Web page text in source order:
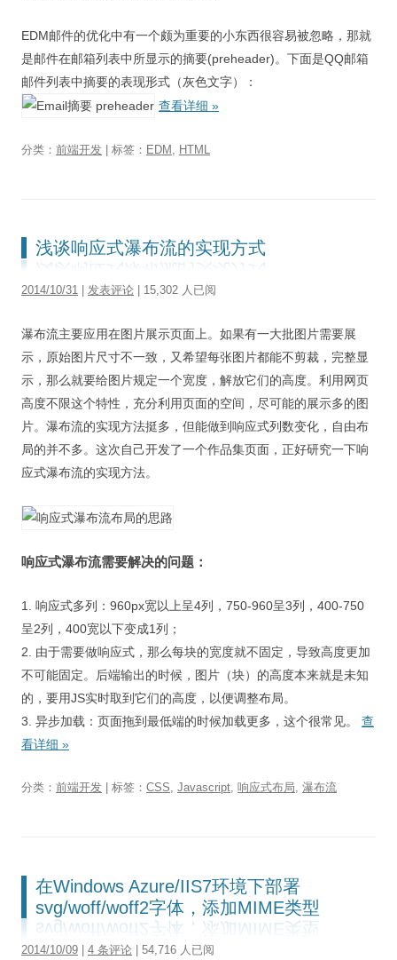
EDM邮件的优化中有一个颇为重要的小东西很容易被忽略，那就
是邮件在邮箱列表中所显示的摘要(preheader)。下面是QQ邮箱
邮件列表中摘要的表现形式（灰色文字）：
查看详细 »
分类： 前端开发 | 标签： EDM , HTML
浅谈响应式瀑布流的实现方式
2014/10/31 发表评论 | 15,302 人已阅
瀑布流主要应用在图片展示页面上。如果有一大批图片需要展
示，原始图片尺寸不一致，又希望每张图片都能不剪裁，完整显
示，那么就要给图片规定一个宽度，解放它们的高度。利用网页
高度不限这个特性，充分利用页面的空间，尽可能的展示多的图
片。瀑布流的实现方法挺多，但能做到响应式列数变化，自由布
局的并不多。这次自己开发了一个作品集页面，正好研究一下响
应式瀑布流的实现方法。
响应式瀑布流需要解决的问题：
1. 响应式多列：960px宽以上呈4列，750-960呈3列，400-750
呈2列，400宽以下变成1列；
2. 由于需要做响应式，那么每块的宽度就不固定，导致高度更加
不可能固定。后端输出的时候，图片（块）的高度本来就是未知
的，要用JS实时取到它们的高度，以便调整布局。
3. 异步加载：页面拖到最低端的时候加载更多，这个很常见。 查
看详细 »
分类： 前端开发 | 标签： CSS, Javascript, 响应式布局, 瀑布流
在Windows Azure/IIS7环境下部署
svg/woff/woff2字体，添加MIME类型
2014/10/09 | 4 条评论 | 54,716 人已阅